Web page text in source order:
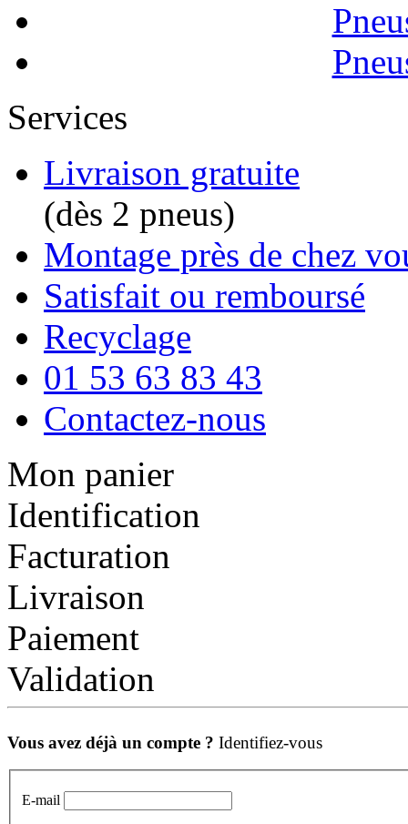
Services
Livraison gratuite
(dès 2 pneus)
Montage près de chez
Satisfait ou remboursé
Recyclage
01 53 63 83 43
Contactez-nous
Mon panier
Identification
Facturation
Livraison
Paiement
Validation
Vous avez déjà un compte ? Identifiez-vous
E-mail